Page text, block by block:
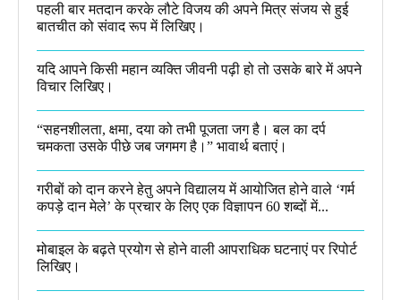
पहली बार मतदान करके लौटे विजय की अपने मित्र संजय से हुई
बातचीत को संवाद रूप में लिखिए।
यदि आपने किसी महान व्यक्ति जीवनी पढ़ी हो तो उसके बारे में अपने
विचार लिखिए।
“सहनशीलता, क्षमा, दया को तभी पूजता जग है। बल का दर्प
चमकता उसके पीछे जब जगमग है।”​ भावार्थ बताएं।
गरीबों को दान करने हेतु अपने विद्यालय में आयोजित होने वाले ‘गर्म
कपड़े दान मेले’ के प्रचार के लिए एक विज्ञापन 60 शब्दों में...
मोबाइल के बढ़ते प्रयोग से होने वाली आपराधिक घटनाएं पर रिपोर्ट
लिखिए।